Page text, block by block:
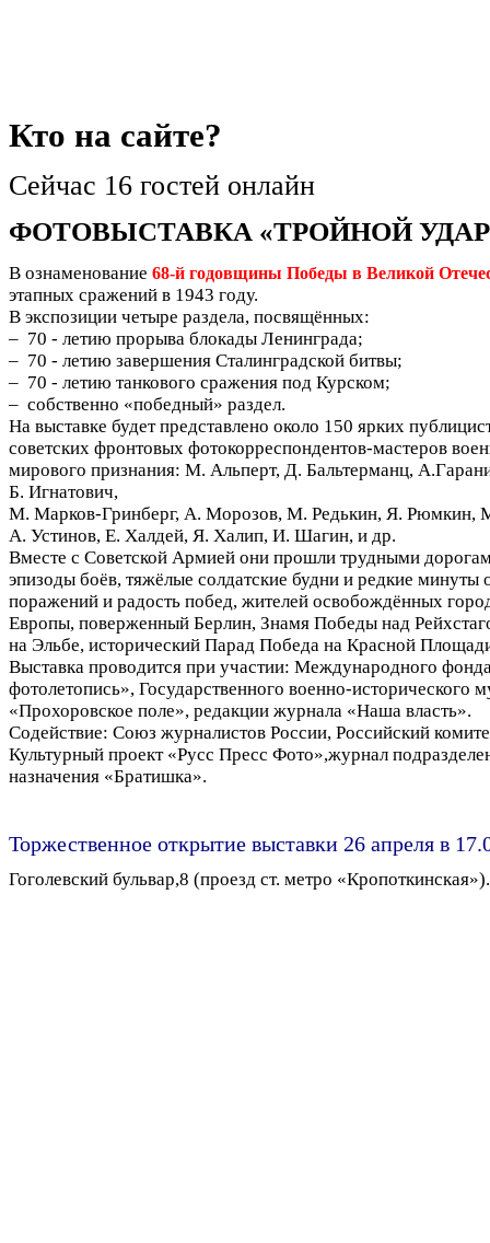
Кто на сайте?
Сейчас 16 гостей онлайн
ФОТОВЫСТАВКА «ТРОЙНОЙ
В ознаменование 68-й годовщины Победы в Великой
этапных сражений в 1943 году.
В экспозиции четыре раздела, посвящённых:
– 70 - летию прорыва блокады Ленинграда;
– 70 - летию завершения Сталинградской битвы;
– 70 - летию танкового сражения под Курском;
– собственно «победный» раздел.
На выставке будет представлено около 150 ярких
советских фронтовых фотокорреспондентов-мастеров
мирового признания: М. Альперт, Д. Бальтерманц,
Б. Игнатович,
М. Марков-Гринберг, А. Морозов, М. Редькин, Я. Рюмкин,
А. Устинов, Е. Халдей, Я. Халип, И. Шагин, и др.
Вместе с Советской Армией они прошли трудными
эпизоды боёв, тяжёлые солдатские будни и редкие минуты
поражений и радость побед, жителей освобождённых
Европы, поверженный Берлин, Знамя Победы над
на Эльбе, исторический Парад Победа на Красной
Выставка проводится при участии: Международного
фотолетопись», Государственного военно-исторического
«Прохоровское поле», редакции журнала «Наша власть».
Содействие: Союз журналистов России, Российский
Культурный проект «Русс Пресс Фото»,журнал
назначения «Братишка».
Торжественное открытие выставки 26 апреля в
Гоголевский бульвар,8 (проезд ст. метро «Кропоткинская»).